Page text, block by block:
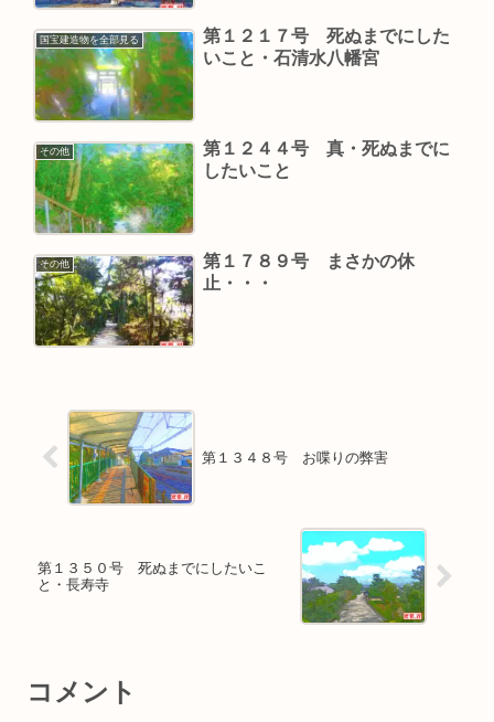
国宝建造物を全部見る
第１２１７号 死ぬまでにした
いこと・石清水八幡宮
その他
第１２４４号 真・死ぬまでに
したいこと
その他
第１７８９号 まさかの休
止・・・
第１３４８号 お喋りの弊害
第１３５０号 死ぬまでにしたいこ
と・長寿寺
コメント